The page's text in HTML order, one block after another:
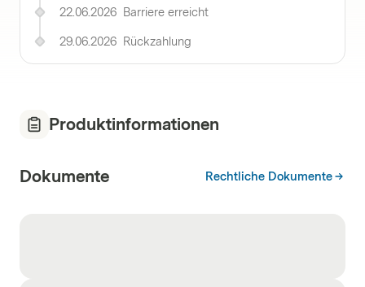
22.06.2026 Barriere erreicht
29.06.2026 Rückzahlung
Produktinformationen
Dokumente Rechtliche Dokumente